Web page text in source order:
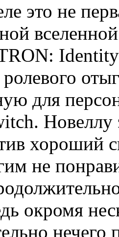
это не
для
Новеллу
хороший
не
окромя